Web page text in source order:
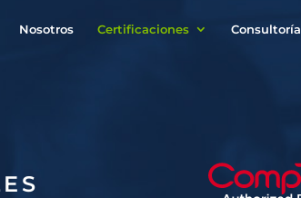
Nosotros Certificaciones Consultoría